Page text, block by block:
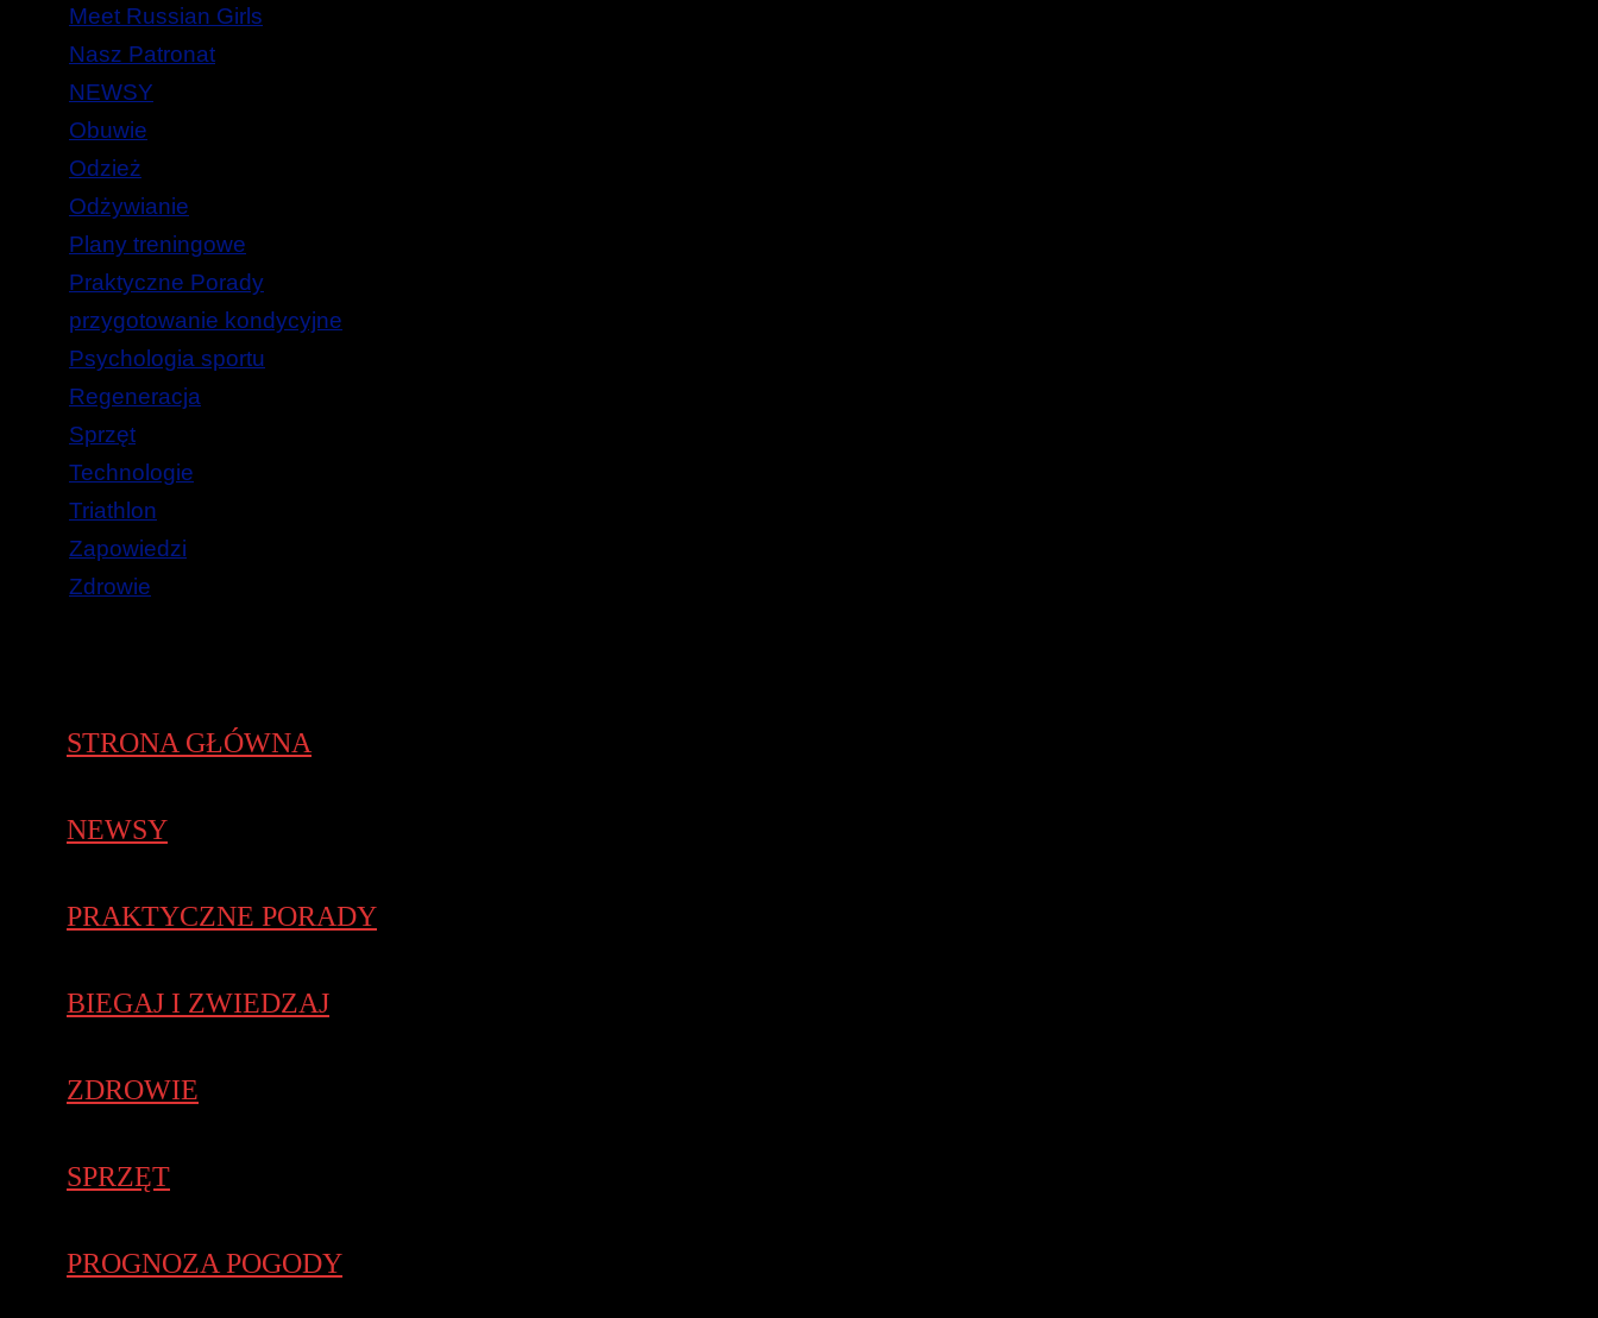
Meet Russian Girls
Nasz Patronat
NEWSY
Obuwie
Odzież
Odżywianie
Plany treningowe
Praktyczne Porady
przygotowanie kondycyjne
Psychologia sportu
Regeneracja
Sprzęt
Technologie
Triathlon
Zapowiedzi
Zdrowie
STRONA GŁÓWNA
NEWSY
PRAKTYCZNE PORADY
BIEGAJ I ZWIEDZAJ
ZDROWIE
SPRZĘT
PROGNOZA POGODY